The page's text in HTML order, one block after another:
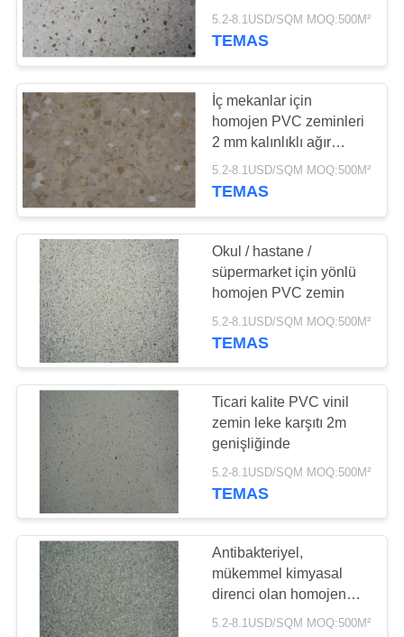
Anti-statik PVC
levha
15
Kuru Geri Vinyl
Zemin
49
Kendi kendine
yapışkan vinil zemin
51
kullanım süresi
5.2-8.1USD/SQM MOQ:500M²
TEMAS
İç mekanlar için
homojen PVC zeminleri
2 mm kalınlıklı ağır
kullanımlı ticari zeminler
5.2-8.1USD/SQM MOQ:500M²
TEMAS
Okul / hastane /
süpermarket için yönlü
homojen PVC zemin
5.2-8.1USD/SQM MOQ:500M²
TEMAS
Ticari kalite PVC vinil
zemin leke karşıtı 2m
genişliğinde
5.2-8.1USD/SQM MOQ:500M²
TEMAS
Antibakteriyel,
mükemmel kimyasal
direnci olan homojen
PVC zemin
5.2-8.1USD/SQM MOQ:500M²